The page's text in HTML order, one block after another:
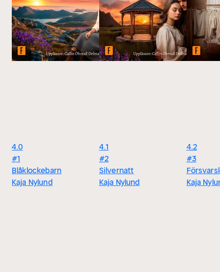
4.0
#1
Blåklockebarn
Kaja Nylund
4.1
#2
Silvernatt
Kaja Nylund
4.2
#3
Kaja